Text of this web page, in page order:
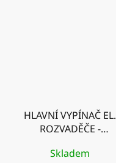
HLAVNÍ VYPÍNAČ EL.
ROZVADĚČE -
ZDROJ
Skladem